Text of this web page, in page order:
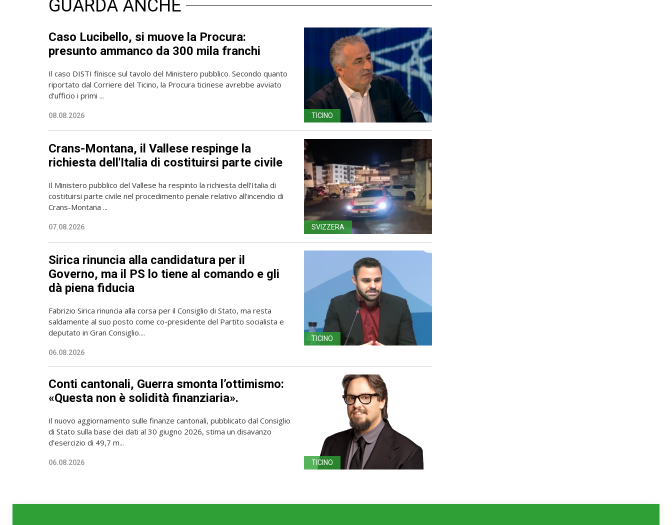
GUARDA ANCHE
Caso Lucibello, si muove la Procura:
presunto ammanco da 300 mila franchi
Il caso DISTI finisce sul tavolo del Ministero pubblico. Secondo quanto
riportato dal Corriere del Ticino, la Procura ticinese avrebbe avviato
d’ufficio i primi ...
08.08.2026 TICINO
Crans-Montana, il Vallese respinge la
richiesta dell'Italia di costituirsi parte civile
Il Ministero pubblico del Vallese ha respinto la richiesta dell'Italia di
costituirsi parte civile nel procedimento penale relativo all'incendio di
Crans-Montana ...
07.08.2026 SVIZZERA
Sirica rinuncia alla candidatura per il
Governo, ma il PS lo tiene al comando e gli
dà piena fiducia
Fabrizio Sirica rinuncia alla corsa per il Consiglio di Stato, ma resta
saldamente al suo posto come co-presidente del Partito socialista e
deputato in Gran Consiglio....
06.08.2026
TICINO
Conti cantonali, Guerra smonta l’ottimismo:
«Questa non è solidità finanziaria».
Il nuovo aggiornamento sulle finanze cantonali, pubblicato dal Consiglio
di Stato sulla base dei dati al 30 giugno 2026, stima un disavanzo
d’esercizio di 49,7 m...
06.08.2026 TICINO